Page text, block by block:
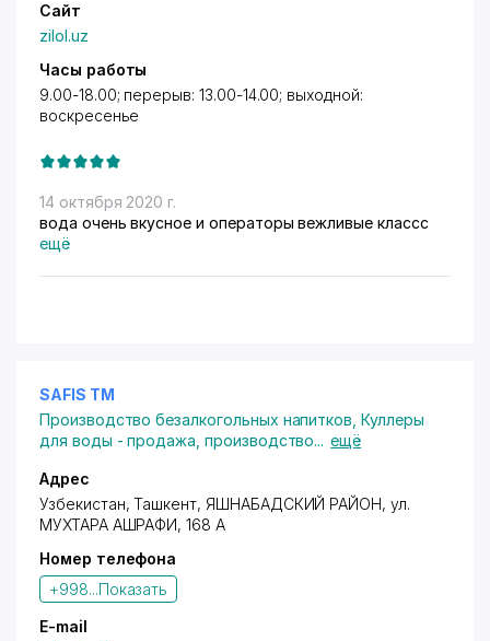
Сайт
zilol.uz
Часы работы
9.00-18.00; перерыв: 13.00-14.00; выходной:
воскресенье
14 октября 2020 г.
вода очень вкусное и операторы вежливые классс
ещё
SAFIS ТМ
Производство безалкогольных напитков ,Куллеры
для воды - продажа, производство... ещё
Адрес
Узбекистан, Ташкент, ЯШНАБАДСКИЙ РАЙОН,ул.
МУХТАРА АШРАФИ, 168 А
Номер телефона
+998...Показать
E-mail